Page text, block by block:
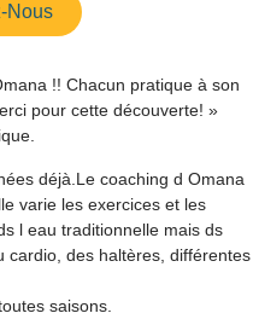
Nous
!! Chacun pratique à son
pour cette découverte! »
déjà.Le coaching d Omana
varie les exercices et les
l eau traditionnelle mais ds
cardio, des haltères, différentes
saisons.